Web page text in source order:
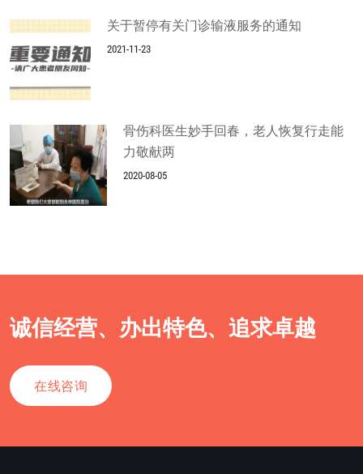
关于暂停有关门诊输液服务的通知
2021-11-23
骨伤科医生妙手回春，老人恢复行走能
力敬献两
2020-08-05
诚信经营、办出特色、追求卓越
在线咨询